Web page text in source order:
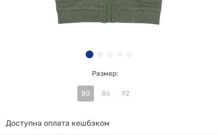
Размер:
80 86 92
Доступна оплата кешбэком